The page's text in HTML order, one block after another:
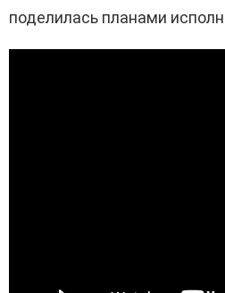
поделилась планами